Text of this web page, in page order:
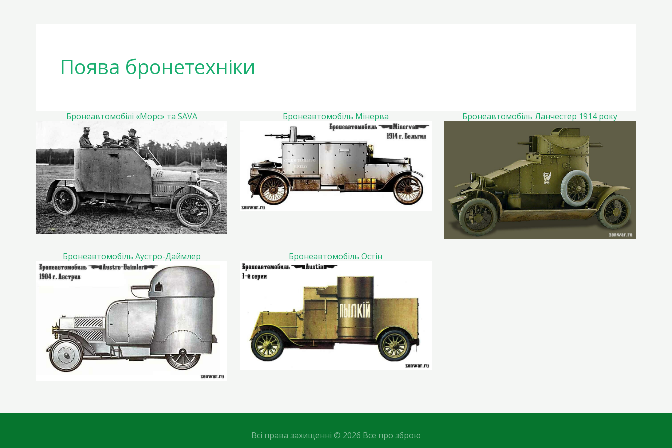
Поява бронетехніки
Бронеавтомобілі «Морс» та SAVA Бронеавтомобіль Мінерва Бронеавтомобіль Ланчестер 1914 року
Бронеавтомобіль Аустро-Даймлер Бронеавтомобіль Остін
Всі права захищенні © 2026 Все про зброю